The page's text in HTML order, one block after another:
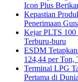
Icon Plus
Kepastian
Penerimaan
Kejar PLTS
Terburu-buru
ESDM
124,44 per Ton,
Terminal LPG
Pertama di